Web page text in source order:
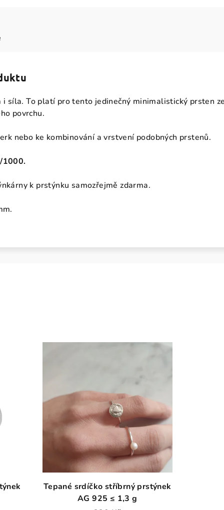
i síla. To platí pro tento jedinečný minimalistický prsten
povrchu.
nebo ke kombinování a vrstvení podobných prstenů.
1000.
k prstýnku samozřejmě zdarma.
Tepané srdíčko stříbrný prstýnek
AG 925 ≤ 1,3 g